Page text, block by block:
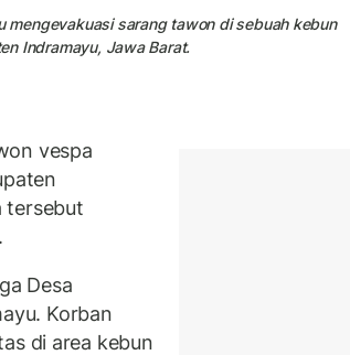
mengevakuasi sarang tawon di sebuah kebun
Indramayu, Jawa Barat.
vespa
tersebut
Desa
Korban
di area kebun